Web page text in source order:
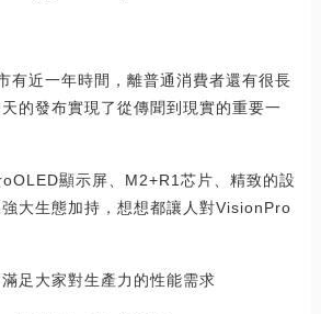
有近一年時間，離普通消費者還有很長
的發布實現了從傳聞到現實的重要一
顯示屏、M2+R1芯片、精致的設
大生態加持，想想都讓人對VisionPro
足大家對生產力的性能需求